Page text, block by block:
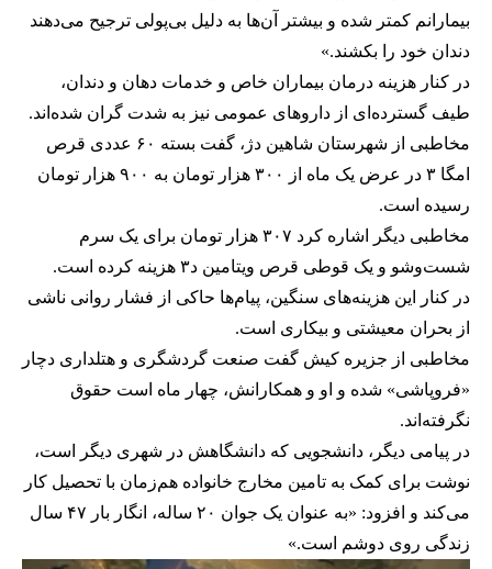
بیمارانم کمتر شده و بیشتر آن‌ها به دلیل بی‌پولی ترجیح می‌دهند
دندان خود را بکشند.»
در کنار هزینه درمان بیماران خاص و خدمات دهان و دندان،
طیف گسترده‌ای از داروهای عمومی نیز به شدت گران شده‌اند.
مخاطبی از شهرستان شاهین دژ، گفت بسته ۶۰ عددی قرص
امگا ۳ در عرض یک ماه از ۳۰۰ هزار تومان به ۹۰۰ هزار تومان
رسیده است.
مخاطبی دیگر اشاره کرد ۳۰۷ هزار تومان برای یک سرم
شست‌وشو و یک قوطی قرص ویتامین د۳ هزینه کرده است.
در کنار این هزینه‌های سنگین، پیام‌ها حاکی از فشار روانی ناشی
از بحران معیشتی و بیکاری است.
مخاطبی از جزیره کیش گفت صنعت گردشگری و هتلداری دچار
«فروپاشی» شده و او و همکارانش، چهار ماه است حقوق
نگرفته‌اند.
در پیامی دیگر، دانشجویی که دانشگاهش در شهری دیگر است،
نوشت برای کمک به تامین مخارج خانواده هم‌زمان با تحصیل کار
می‌کند و افزود: «به عنوان یک جوان ۲۰ ساله، انگار بار ۴۷ سال
زندگی روی دوشم است.»